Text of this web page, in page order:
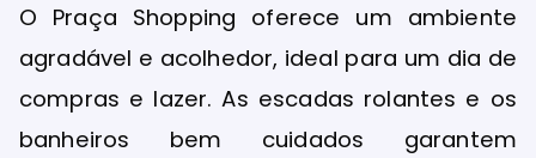
O Praça Shopping oferece um ambiente
agradável e acolhedor, ideal para um dia de
compras e lazer. As escadas rolantes e os
banheiros bem cuidados garantem